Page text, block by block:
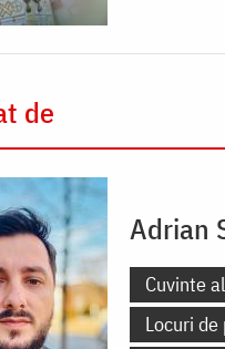
de
Adrian
Cuvinte
Locuri